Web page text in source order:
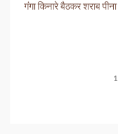
गंगा किनारे बैठकर शराब
1